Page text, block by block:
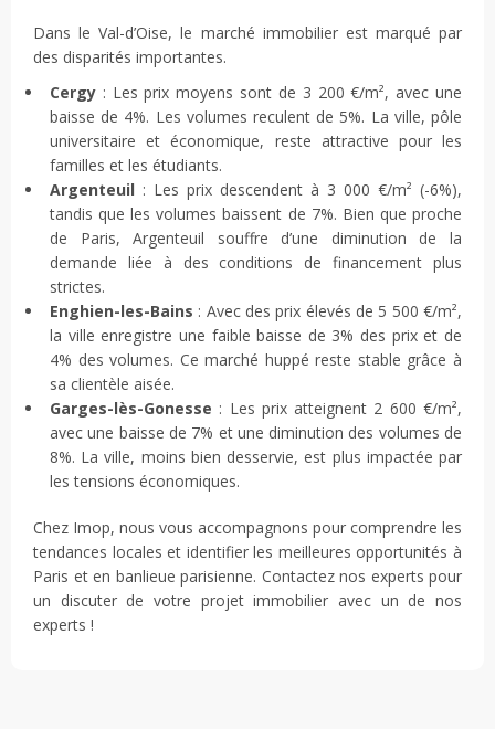
Dans le Val-d’Oise, le marché immobilier est marqué par
des disparités importantes.
Cergy : Les prix moyens sont de 3 200 €/m², avec une
baisse de 4%. Les volumes reculent de 5%. La ville, pôle
universitaire et économique, reste attractive pour les
familles et les étudiants.
Argenteuil : Les prix descendent à 3 000 €/m² (-6%),
tandis que les volumes baissent de 7%. Bien que proche
de Paris, Argenteuil souffre d’une diminution de la
demande liée à des conditions de financement plus
strictes.
Enghien-les-Bains : Avec des prix élevés de 5 500 €/m²,
la ville enregistre une faible baisse de 3% des prix et de
4% des volumes. Ce marché huppé reste stable grâce à
sa clientèle aisée.
Garges-lès-Gonesse : Les prix atteignent 2 600 €/m²,
avec une baisse de 7% et une diminution des volumes de
8%. La ville, moins bien desservie, est plus impactée par
les tensions économiques.
Chez Imop, nous vous accompagnons pour comprendre les
tendances locales et identifier les meilleures opportunités à
Paris et en banlieue parisienne. Contactez nos experts pour
un discuter de votre projet immobilier avec un de nos
experts !